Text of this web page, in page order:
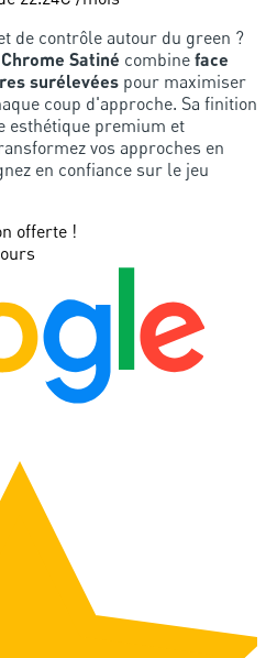
de contrôle autour du green ?
Satiné combine face
surélevées pour maximiser
coup d'approche. Sa finition
esthétique premium et
vos approches en
en confiance sur le jeu
offerte !